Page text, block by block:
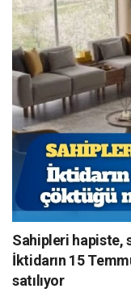
Sahipleri hapiste,
İktidarın 15
satılıyor